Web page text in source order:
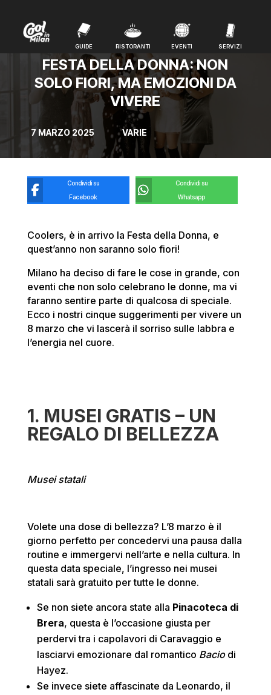
GUIDE RISTORANTI EVENTI SERVIZI
GUIDE RISTORANTI EVENTI SERVIZI
FESTA DELLA DONNA: NON
SOLO FIORI, MA EMOZIONI DA
VIVERE
7 MARZO 2025 VARIE
Condividi su
Facebook
Condividi su
Whatsapp
Coolers, è in arrivo la Festa della Donna, e
quest’anno non saranno solo fiori!
Milano ha deciso di fare le cose in grande, con
eventi che non solo celebrano le donne, ma vi
faranno sentire parte di qualcosa di speciale.
Ecco i nostri cinque suggerimenti per vivere un
8 marzo che vi lascerà il sorriso sulle labbra e
l’energia nel cuore.
1. MUSEI GRATIS – UN
REGALO DI BELLEZZA
Musei statali
Volete una dose di bellezza? L’8 marzo è il
giorno perfetto per concedervi una pausa dalla
routine e immergervi nell’arte e nella cultura. In
questa data speciale, l’ingresso nei musei
statali sarà gratuito per tutte le donne.
Se non siete ancora state alla Pinacoteca di
Brera, questa è l’occasione giusta per
perdervi tra i capolavori di Caravaggio e
lasciarvi emozionare dal romantico Baciodi
Hayez.
Se invece siete affascinate da Leonardo, il